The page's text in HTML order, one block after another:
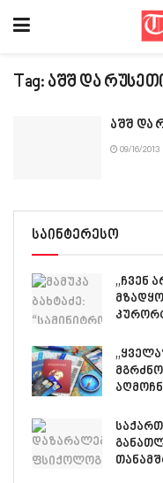
Tag: აშშ და
აშშ და
09/16/2013
საინტერესო
„ჩვენ